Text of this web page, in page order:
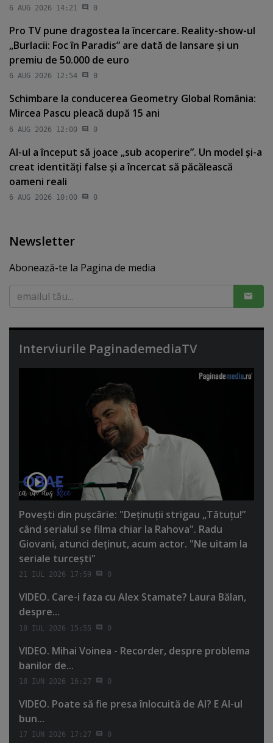
6 AUG 2026 14:21 0
Pro TV pune dragostea la încercare. Reality-show-ul
„Burlacii: Foc în Paradis” are dată de lansare şi un
premiu de 50.000 de euro
6 AUG 2026 12:54 0
Schimbare la conducerea Geometry Global România:
Mircea Pascu pleacă după 15 ani
6 AUG 2026 12:00 0
AI-ul a început să joace „sub acoperire”. Un model şi-a
creat identităţi false şi a încercat să păcălească
oameni reali
6 AUG 2026 10:00 0
Newsletter
Abonează-te la Pagina de media
Interviurile PaginademediaTV
Poveşti din puşcărie: "Deţinuţii strigau „Tătuţu!”
când serialul se filma chiar la Rahova". Radu
Giovani, atunci deţinut, acum actor. "Ne uitam la
seriale turceşti"
21 IUL 2026 17:59 0
VIDEO. Care-i faza cu Alex Stamate? Laura Bălan,
despre...
18 IUL 2026 15:55 0
VIDEO. Mihai Voinea - Recorder, despre problema
banilor de...
18 IUN 2026 16:27 0
VIDEO. Poate să fie presa înlocuită de AI? E AI-ul
bun...
17 IUN 2026 17:27 0